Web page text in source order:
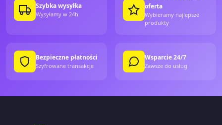
Szybka wysyłka
Wysyłamy w 24h
oferta
Wybieramy najlepsze
produkty
Bezpieczne płatności
Szyfrowane transakcje
Wsparcie 24/7
Zawsze do usług